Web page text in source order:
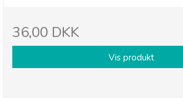
36,00 DKK
Vis produkt